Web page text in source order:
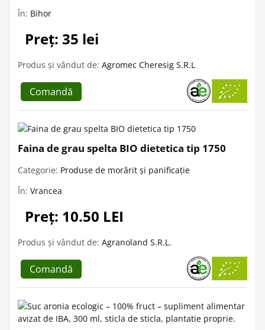
În: Bihor
Preț: 35 lei
Produs și vândut de: Agromec Cheresig S.R.L
Comandă
Faina de grau spelta BIO dietetica tip 1750
Categorie: Produse de morărit și panificație
În: Vrancea
Preț: 10.50 LEI
Produs și vândut de: Agranoland S.R.L.
Comandă